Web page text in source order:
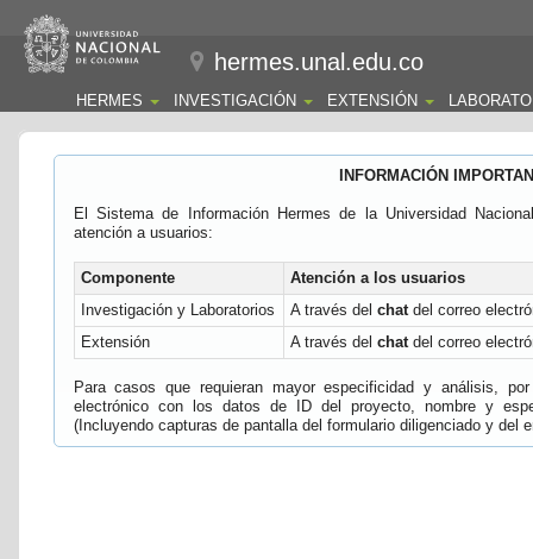
hermes.unal.edu.co
HERMES INVESTIGACIÓN EXTENSIÓN
INFORMACIÓN
El Sistema de Información Hermes de la Universidad
atención a usuarios:
Componente
Atención a los usuarios
Investigación y Laboratorios
A través del chatdel correo
Extensión
A través del chatdel correo
Para casos que requieran mayor especificidad y análisis,
electrónico con los datos de ID del proyecto, nombre y
(Incluyendo capturas de pantalla del formulario diligenciado y del